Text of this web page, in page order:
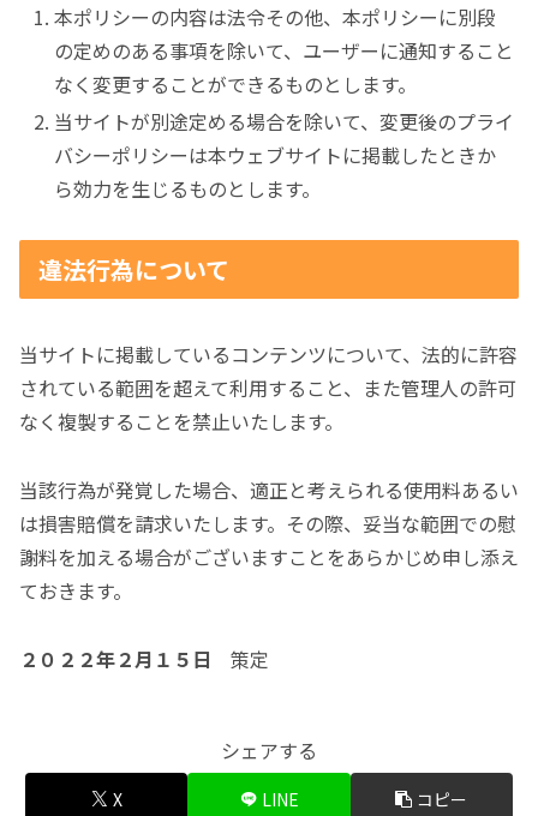
本ポリシーの内容は法令その他、本ポリシーに別段
の定めのある事項を除いて、ユーザーに通知すること
なく変更することができるものとします。
当サイトが別途定める場合を除いて、変更後のプライ
バシーポリシーは本ウェブサイトに掲載したときか
ら効力を生じるものとします。
違法行為について
当サイトに掲載しているコンテンツについて、法的に許容
されている範囲を超えて利用すること、また管理人の許可
なく複製することを禁止いたします。
当該行為が発覚した場合、適正と考えられる使用料あるい
は損害賠償を請求いたします。その際、妥当な範囲での慰
謝料を加える場合がございますことをあらかじめ申し添え
ておきます。
２０２２年２月１５日 策定
シェアする
X LINE コピー